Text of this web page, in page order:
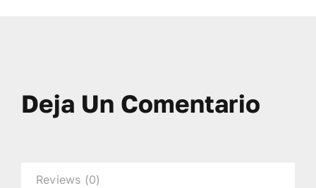
Deja Un Comentario
Reviews (0)